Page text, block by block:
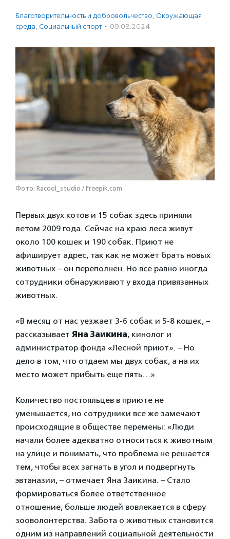
Благотвори­тель­ность и доброволь­чест­во, Окружающая
среда, Социальный спорт · 09.08.2024
Фото: Racool_studio / Freepik.com
Первых двух котов и 15 собак здесь приняли
летом 2009 года. Сейчас на краю леса живут
около 100 кошек и 190 собак. Приют не
афиширует адрес, так как не может брать новых
животных – он переполнен. Но все равно иногда
сотрудники обнаруживают у входа привязанных
животных.
«В месяц от нас уезжает 3-6 собак и 5-8 кошек, –
рассказывает Яна Заикина, кинолог и
администратор фонда «Лесной приют». – Но
дело в том, что отдаем мы двух собак, а на их
место может прибыть еще пять…»
Количество постояльцев в приюте не
уменьшается, но сотрудники все же замечают
происходящие в обществе перемены: «Люди
начали более адекватно относиться к животным
на улице и понимать, что проблема не решается
тем, чтобы всех загнать в угол и подвергнуть
эвтаназии, – отмечает Яна Заикина. – Стало
формироваться более ответственное
отношение, больше людей вовлекается в сферу
зооволонтерства. Забота о животных становится
одним из направлений социальной деятельности